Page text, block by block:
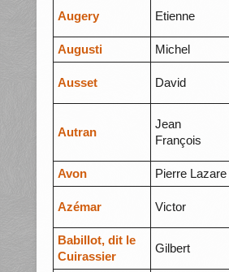
Augery Etienne
Augusti
Michel
Ausset David
Autran
Jean
François
Avon
Pierre Lazare
Azémar Victor
Babillot, dit le
Cuirassier
Gilbert